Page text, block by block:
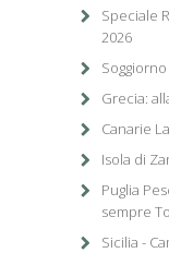
Speciale
2026
Grecia:
Canarie
Isola di
Puglia
sempre
Sicilia -